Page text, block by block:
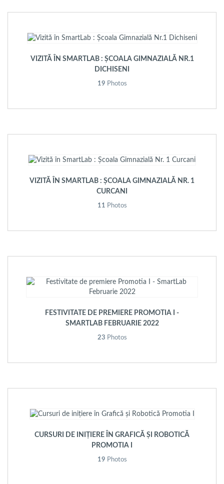
VIZITĂ ÎN SMARTLAB : ȘCOALA GIMNAZIALĂ NR.1
DICHISENI
19 Photos
VIZITĂ ÎN SMARTLAB : ȘCOALA GIMNAZIALĂ NR. 1
CURCANI
11 Photos
FESTIVITATE DE PREMIERE PROMOTIA I -
SMARTLAB FEBRUARIE 2022
23 Photos
CURSURI DE INIȚIERE ÎN GRAFICĂ ȘI ROBOTICĂ
PROMOTIA I
19 Photos